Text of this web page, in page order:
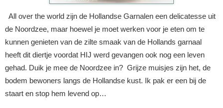
All over the world zijn de Hollandse Garnalen een delicatesse uit
de Noordzee, maar hoewel je moet werken voor je eten om te
kunnen genieten van de zilte smaak van de Hollands garnaal
heeft dit diertje voordat HIJ werd gevangen ook nog een leven
gehad. Duik je mee de Noordzee in? Grijze muisjes zijn het, de
bodem bewoners langs de Hollandse kust. Ik pak er een bij de
staart en stop hem levend op…